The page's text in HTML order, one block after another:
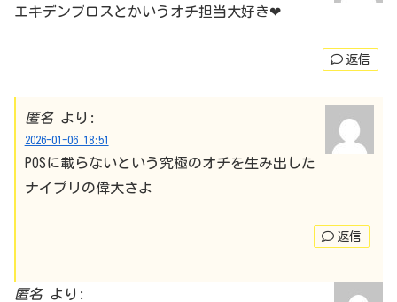
エキデンブロスとかいうオチ担当大好き❤
返信
匿名 より:
2026-01-06 18:51
POSに載らないという究極のオチを生み出した
ナイプリの偉大さよ
返信
匿名 より: